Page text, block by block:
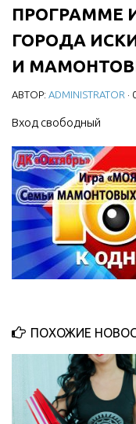
Противодействие
Отчеты о
Учреждения
МБУ Дом культуры
МБУ Дом культуры
МБОУ ДО «Детская
МБОУ ДО «Детская
МБУК
музей»
МБУ Парк
МБУК
Афиша
Независимая
Контакты
ПРОГРАММЕ
ГОРОДА
И
АВТОР: ADMINISTRATOR ·
Вход свободный
ПОХОЖИЕ